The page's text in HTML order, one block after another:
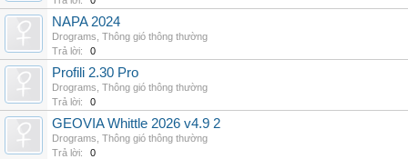
NAPA 2024
Drograms Thông gió thông thường
Trả lời:
0
Profili 2.30 Pro
Drograms Thông gió thông thường
Trả lời:
0
GEOVIA Whittle 2026 v4.9 2
Drograms Thông gió thông thường
Trả lời:
0